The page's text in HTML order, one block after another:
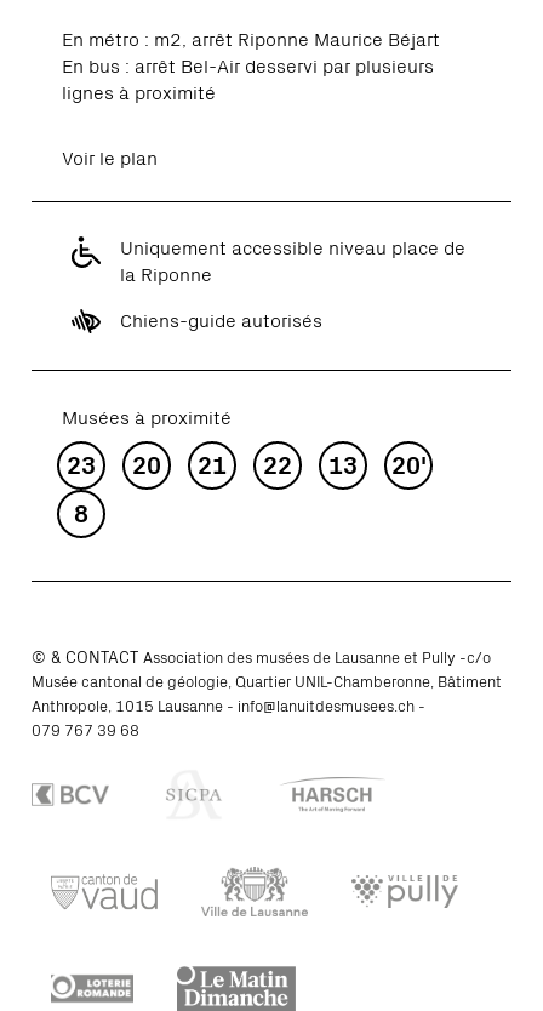
En métro : m2, arrêt Riponne Maurice Béjart
En bus : arrêt Bel-Air desservi par plusieurs
lignes à proximité
Voir le plan
Uniquement accessible niveau place de
la Riponne
Chiens-guide autorisés
Musées à proximité
23 20 21 22 13
20'
8
© & CONTACT Association des musées de Lausanne et Pully -c/o
Musée cantonal de géologie, Quartier UNIL-Chamberonne, Bâtiment
Anthropole, 1015 Lausanne - info@lanuitdesmusees.ch-
079 767 39 68